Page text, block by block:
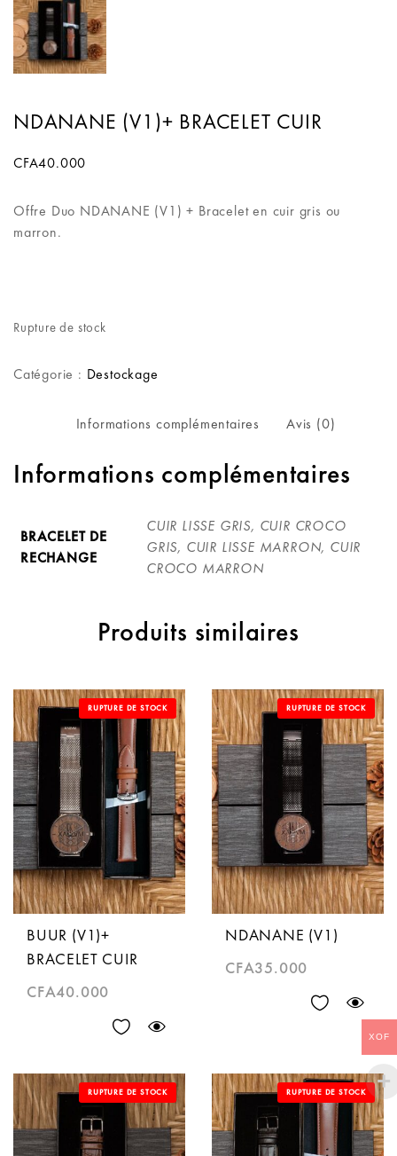
NDANANE (V1)+ BRACELET CUIR
CFA40.000
Offre Duo NDANANE (V1) + Bracelet en cuir gris ou
marron.
Rupture de stock
Catégorie : Destockage
Informations complémentaires Avis (0)
Informations complémentaires
BRACELET DE
RECHANGE
CUIR LISSE GRIS, CUIR CROCO
GRIS, CUIR LISSE MARRON, CUIR
CROCO MARRON
Produits similaires
RUPTURE DE STOCK
BUUR (V1)+
BRACELET CUIR
CFA40.000
RUPTURE DE STOCK
NDANANE (V1)
CFA35.000
RUPTURE DE STOCK RUPTURE DE STOCK
XOF